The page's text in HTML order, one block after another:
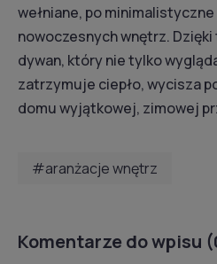
wełniane, po
nowoczesnych wnętrz.
dywan, który nie tylko
zatrzymuje ciepło, wycisza
domu wyjątkowej, zimowej
#aranżacje wnętrz
Komentarze do wpisu